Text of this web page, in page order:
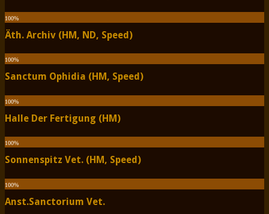
100%
Äth. Archiv (HM, ND, Speed)
100%
Sanctum Ophidia (HM, Speed)
100%
Halle Der Fertigung (HM)
100%
Sonnenspitz Vet. (HM, Speed)
100%
Anst.Sanctorium Vet.